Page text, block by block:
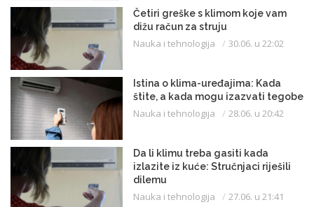
Četiri greške s klimom koje vam
dižu račun za struju
Nauka i tehnologija 30.06. u 22:02
Istina o klima-uređajima: Kada
štite, a kada mogu izazvati tegobe
Nauka i tehnologija 28.06. u 20:42
Da li klimu treba gasiti kada
izlazite iz kuće: Stručnjaci riješili
dilemu
Nauka i tehnologija 27.06. u 21:41